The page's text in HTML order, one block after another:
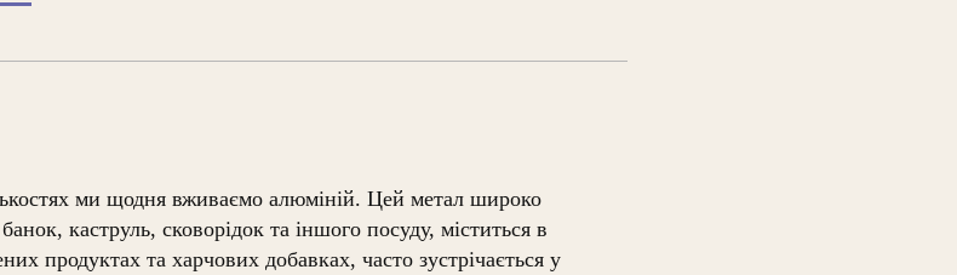
ми щодня вживаємо алюміній. Цей метал широко
каструль, сковорідок та іншого посуду, міститься в
продуктах та харчових добавках, часто зустрічається у